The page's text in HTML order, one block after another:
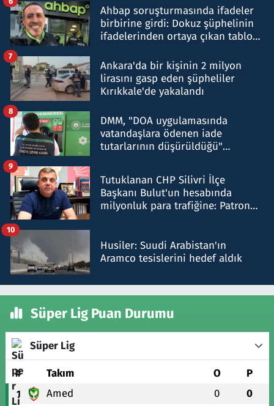
Ahbap soruşturmasında ifadeler
birbirine girdi: Dokuz şüphelinin
ifadelerinden ortaya çıkan tablo
Ankara'da bir kişinin 2 milyon
lirasını gasp eden şüpheliler
Kırıkkale'de yakalandı
7
DMM, "DOA uygulamasında
vatandaşlara ödenen iade
tutarlarının düşürüldüğü"
8
Tutuklanan CHP Silivri İlçe
Başkanı Bulut'un hesabında
milyonluk para trafiğine: Patron
9
Husiler: Suudi Arabistan'ın
Aramco tesislerini hedef aldık
10
Süper Lig Puan Durumu
Süper Lig
# Takım O P
1 Amed 0 0